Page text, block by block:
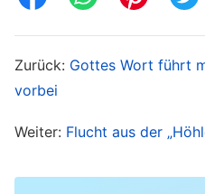
etwas zu fragen, die
dass ich kein guter
Zurück: Gottes Wort führt
vorbei
Weiter: Flucht aus der